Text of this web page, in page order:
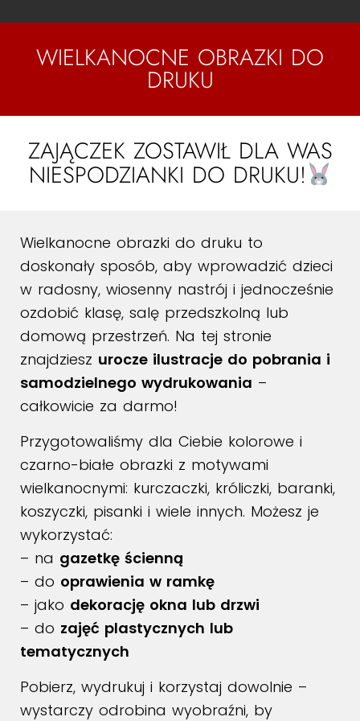
WIELKANOCNE OBRAZKI DO
DRUKU
ZAJĄCZEK ZOSTAWIŁ DLA WAS
NIESPODZIANKI DO DRUKU!
Wielkanocne obrazki do druku to
doskonały sposób, aby wprowadzić dzieci
w radosny, wiosenny nastrój i jednocześnie
ozdobić klasę, salę przedszkolną lub
domową przestrzeń. Na tej stronie
znajdziesz urocze ilustracje do pobrania i
samodzielnego wydrukowania –
całkowicie za darmo!
Przygotowaliśmy dla Ciebie kolorowe i
czarno-białe obrazki z motywami
wielkanocnymi: kurczaczki, króliczki, baranki,
koszyczki, pisanki i wiele innych. Możesz je
wykorzystać:
– na gazetkę ścienną
– do oprawienia w ramkę
– jako dekorację okna lub drzwi
– do zajęć plastycznych lub
tematycznych
Pobierz, wydrukuj i korzystaj dowolnie –
wystarczy odrobina wyobraźni, by